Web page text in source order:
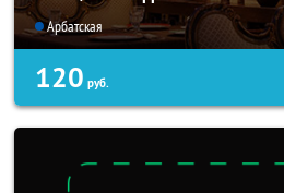
Арбатская
120 руб.